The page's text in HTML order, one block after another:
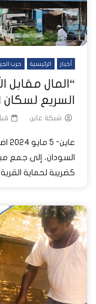
أخبار الرئيسية حرب
“المال مقابل
السريع لسكان
شبكة عاين
السودان، إلى جمع
كضريبة لحماية